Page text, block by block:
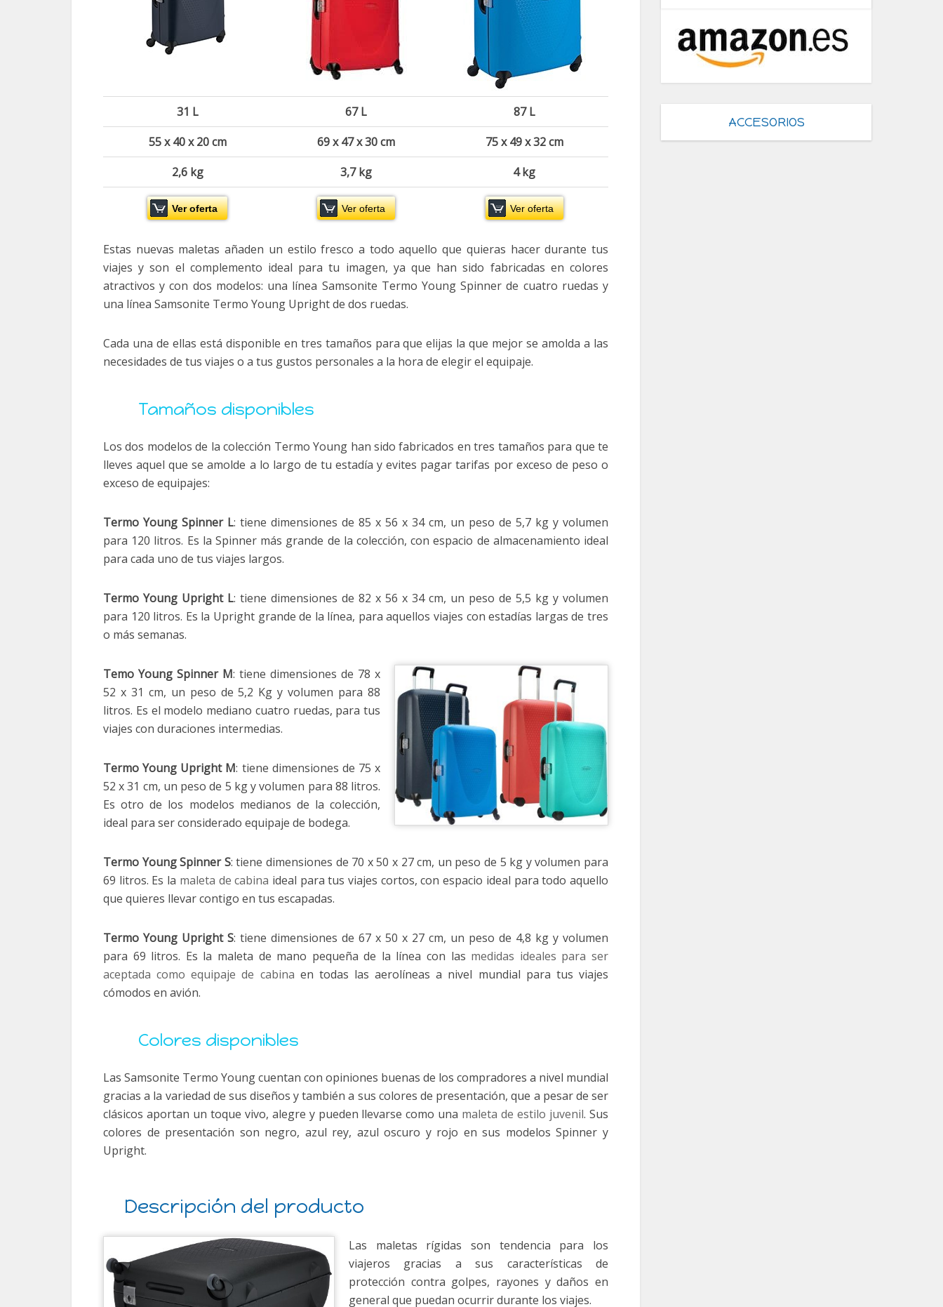
31 L 67 L
87 L
55 x 40 x 20 cm
69 x 47 x 30 cm
75 x 49 x 32 cm
2,6 kg
3,7 kg 4 kg
Ver oferta Ver oferta Ver oferta
Estas nuevas maletas añaden un estilo fresco a todo aquello que quieras hacer durante tus
viajes y son el complemento ideal para tu imagen, ya que han sido fabricadas en colores
atractivos y con dos modelos: una línea Samsonite Termo Young Spinner de cuatro ruedas y
una línea Samsonite Termo Young Upright de dos ruedas.
Cada una de ellas está disponible en tres tamaños para que elijas la que mejor se amolda a las
necesidades de tus viajes o a tus gustos personales a la hora de elegir el equipaje.
Tamaños disponibles
Los dos modelos de la colección Termo Young han sido fabricados en tres tamaños para que te
lleves aquel que se amolde a lo largo de tu estadía y evites pagar tarifas por exceso de peso o
exceso de equipajes:
Termo Young Spinner L: tiene dimensiones de 85 x 56 x 34 cm, un peso de 5,7 kg y volumen
para 120 litros. Es la Spinner más grande de la colección, con espacio de almacenamiento ideal
para cada uno de tus viajes largos.
Termo Young Upright L: tiene dimensiones de 82 x 56 x 34 cm, un peso de 5,5 kg y volumen
para 120 litros. Es la Upright grande de la línea, para aquellos viajes con estadías largas de tres
o más semanas.
Temo Young Spinner M: tiene dimensiones de 78 x
52 x 31 cm, un peso de 5,2 Kg y volumen para 88
litros. Es el modelo mediano cuatro ruedas, para tus
viajes con duraciones intermedias.
Termo Young Upright M: tiene dimensiones de 75 x
52 x 31 cm, un peso de 5 kg y volumen para 88 litros.
Es otro de los modelos medianos de la colección,
ideal para ser considerado equipaje de bodega.
Termo Young Spinner S: tiene dimensiones de 70 x 50 x 27 cm, un peso de 5 kg y volumen para
69 litros. Es la maleta de cabina ideal para tus viajes cortos, con espacio ideal para todo aquello
que quieres llevar contigo en tus escapadas.
Termo Young Upright S: tiene dimensiones de 67 x 50 x 27 cm, un peso de 4,8 kg y volumen
para 69 litros. Es la maleta de mano pequeña de la línea con las medidas ideales para ser
aceptada como equipaje de cabina en todas las aerolíneas a nivel mundial para tus viajes
cómodos en avión.
Colores disponibles
Las Samsonite Termo Young cuentan con opiniones buenas de los compradores a nivel mundial
gracias a la variedad de sus diseños y también a sus colores de presentación, que a pesar de ser
clásicos aportan un toque vivo, alegre y pueden llevarse como una maleta de estilo juvenil. Sus
colores de presentación son negro, azul rey, azul oscuro y rojo en sus modelos Spinner y
Upright.
Descripción del producto
Las maletas rígidas son tendencia para los
viajeros gracias a sus características de
protección contra golpes, rayones y daños en
general que puedan ocurrir durante los viajes.
ACCESORIOS